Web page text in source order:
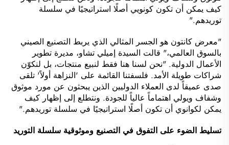
كيف يمكن أن تكون كونويي أصلًا استراتيجيًا في سلسلة
توريدهم."
"معرض كانتون هو الجسر المثالي الذي يربط التصنيع الصيني
بالسوق العالمي،" قالت السيدة إميلي تشاو، مديرة تطوير
الأعمال الدولية. "نحن لسنا هنا فقط لنبيع منتجات، بل لنكوّن
شراكات طويلة الأمد. فلسفتنا القائمة على 'النزاهة أولاً' تلقى
صدى عميقاً لدى العملاء الدوليين الذين يبحثون عن مورد موثوق
وشفاف ويولي اهتماماً عالياً للجودة. ونتطلع إلى إظهار كيف
يمكن لكوانوي أن تكون أصلًا استراتيجيًا في سلسلة توريدهم."
تسليط الضوء على التفوق في التصنيع وموثوقية سلسلة التوريد